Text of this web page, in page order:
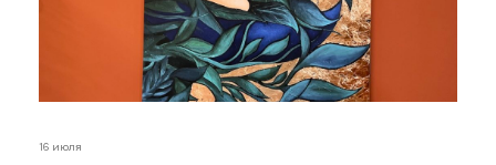
16 июля